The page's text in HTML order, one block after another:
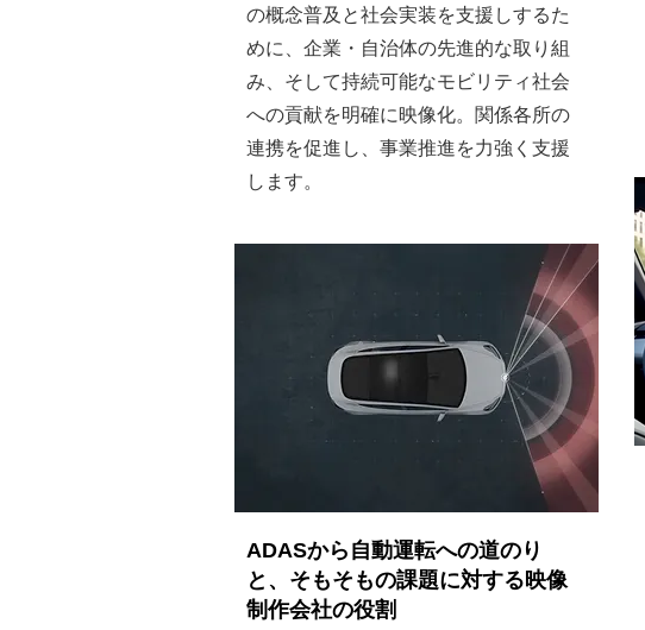
の概念普及と社会実装を支援しするた
めに、企業・自治体の先進的な取り組
み、そして持続可能なモビリティ社会
への貢献を明確に映像化。関係各所の
連携を促進し、事業推進を力強く支援
します。
ADASから自動運転への道のり
と、そもそもの課題に対する映像
制作会社の役割